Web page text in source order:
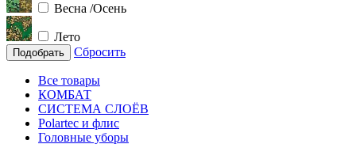
Весна /Осень
Лето
Подобрать Сбросить
Все товары
КОМБАТ
СИСТЕМА СЛОЁВ
Polartec и флис
Головные уборы